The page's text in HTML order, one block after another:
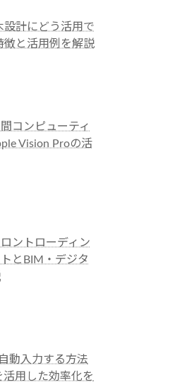
設計にどう活用で
徴と活用例を解説
コンピューティ
Vision Proの活
ントローディン
とBIM・デジタ
動入力する方法
活用した効率化を